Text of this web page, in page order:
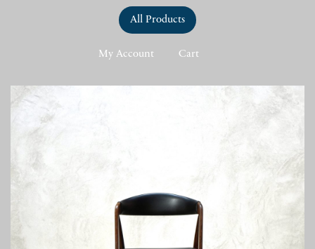
All Products
My Account Cart